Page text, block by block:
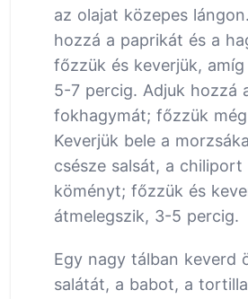
az olajat közepes
hozzá a paprikát és a
főzzük és keverjük, amíg
5-7 percig. Adjuk hozzá
fokhagymát; főzzük
Keverjük bele a
csésze salsát, a chiliport
köményt; főzzük és
átmelegszik, 3-5 percig.
Egy nagy tálban keverd
salátát, a babot, a